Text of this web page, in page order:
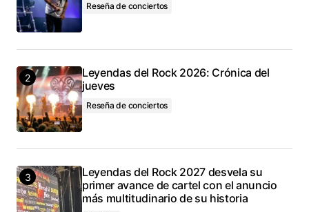
Reseña de conciertos
Leyendas del Rock 2026: Crónica del
jueves
Reseña de conciertos
Leyendas del Rock 2027 desvela su
primer avance de cartel con el anuncio
más multitudinario de su historia